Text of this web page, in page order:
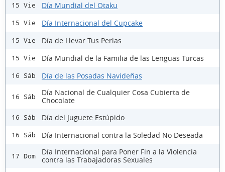
15 Vie Día Mundial del Otaku
15 Vie Día Internacional del Cupcake
15 Vie Día de Llevar Tus Perlas
15 Vie Día Mundial de la Familia de las Lenguas Turcas
16 Sáb Día de las Posadas Navideñas
16 Sáb
Día Nacional de Cualquier Cosa Cubierta de
Chocolate
16 Sáb Día del Juguete Estúpido
16 Sáb Día Internacional contra la Soledad No Deseada
17 Dom
Día Internacional para Poner Fin a la Violencia
contra las Trabajadoras Sexuales